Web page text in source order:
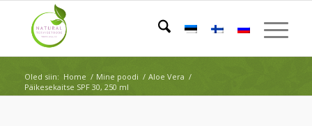
Oled siin: Home / Mine poodi / Aloe Vera /
Päikesekaitse SPF 30, 250 ml